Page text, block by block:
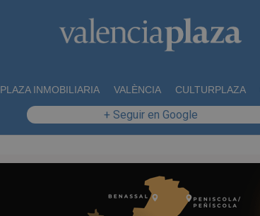
PLAZA INMOBILIARIA VALÈNCIA CULTURPLAZA
+ Seguir en Google